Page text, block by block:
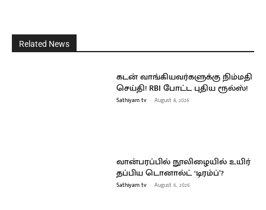
Related News
கடன் வாங்கியவர்களுக்கு நிம்மதி
செய்தி! RBI போட்ட புதிய ரூல்ஸ்!
Sathiyam tv - August 8, 2026
வான்பரப்பில் நூலிழையில் உயிர்
தப்பிய டொனால்ட் ‘டிரம்ப்’?
Sathiyam tv - August 6, 2026